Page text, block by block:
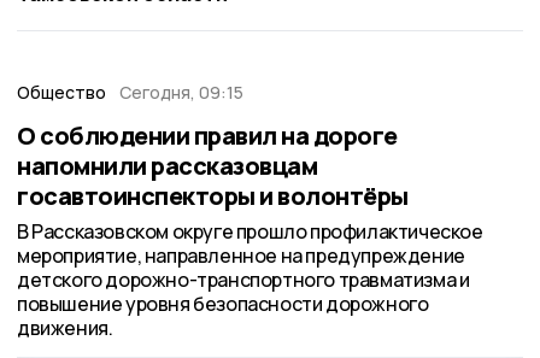
Общество Сегодня, 09:15
О соблюдении правил на дороге
напомнили рассказовцам
госавтоинспекторы и волонтёры
В Рассказовском округе прошло профилактическое
мероприятие, направленное на предупреждение
детского дорожно-транспортного травматизма и
повышение уровня безопасности дорожного
движения.